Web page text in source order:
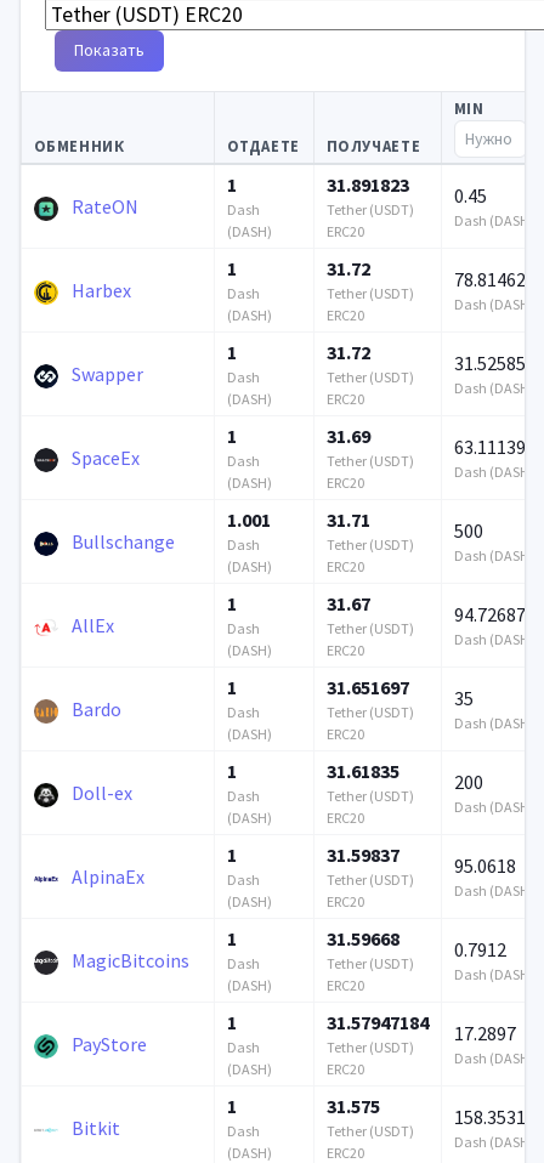
Показать
ОБМЕННИК ОТДАЕТЕ ПОЛУЧАЕТЕ
MIN
RateON
1
Dash
(DASH)
31.891823
Tether (USDT)
ERC20
0.45
Dash (DASH)
Harbex
1
Dash
(DASH)
31.72
Tether (USDT)
ERC20
78.814628
Dash (DASH)
Swapper
1
Dash
(DASH)
31.72
Tether (USDT)
ERC20
31.525851
Dash (DASH)
SpaceEx
1
Dash
(DASH)
31.69
Tether (USDT)
ERC20
63.111392
Dash (DASH)
Bullschange
1.001
Dash
(DASH)
31.71
Tether (USDT)
ERC20
500
Dash (DASH)
AllEx
1
Dash
(DASH)
31.67
Tether (USDT)
ERC20
94.726871
Dash (DASH)
Bardo
1
Dash
(DASH)
31.651697
Tether (USDT)
ERC20
35
Dash (DASH)
Doll-ex
1
Dash
(DASH)
31.61835
Tether (USDT)
ERC20
200
Dash (DASH)
AlpinaEx
1
Dash
(DASH)
31.59837
Tether (USDT)
ERC20
95.0618
Dash (DASH)
MagicBitcoins
1
Dash
(DASH)
31.59668
Tether (USDT)
ERC20
0.7912
Dash (DASH)
PayStore
1
Dash
(DASH)
31.57947184
Tether (USDT)
ERC20
17.2897
Dash (DASH)
Bitkit
1
Dash
(DASH)
31.575
Tether (USDT)
ERC20
158.3531
Dash (DASH)